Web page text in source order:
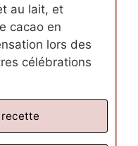
au lait, et
cacao en
lors des
célébrations
recette